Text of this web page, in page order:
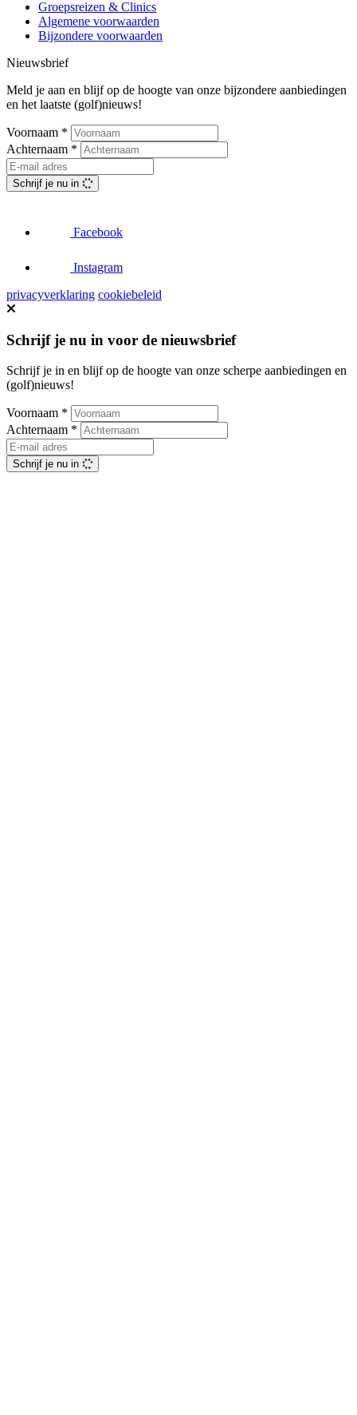
Groepsreizen & Clinics
Algemene voorwaarden
Bijzondere voorwaarden
Nieuwsbrief
Meld je aan en blijf op de hoogte van onze bijzondere aanbiedingen
en het laatste (golf)nieuws!
Voornaam *
Achternaam *
Schrijf je nu in
Facebook
Instagram
privacyverklaring cookiebeleid
Schrijf je nu in voor de nieuwsbrief
Schrijf je in en blijf op de hoogte van onze scherpe aanbiedingen en
(golf)nieuws!
Voornaam *
Achternaam *
Schrijf je nu in